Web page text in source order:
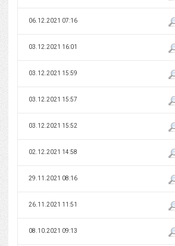
06.12.2021 07:16
03.12.2021 16:01
03.12.2021 15:59
03.12.2021 15:57
03.12.2021 15:52
02.12.2021 14:58
29.11.2021 08:16
26.11.2021 11:51
08.10.2021 09:13